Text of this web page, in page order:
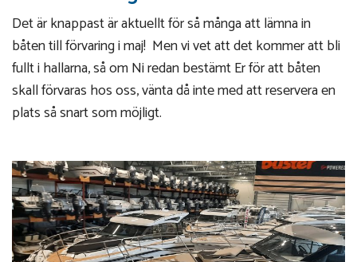
Det är knappast är aktuellt för så många att lämna in
båten till förvaring i maj! Men vi vet att det kommer att bli
fullt i hallarna, så om Ni redan bestämt Er för att båten
skall förvaras hos oss, vänta då inte med att reservera en
plats så snart som möjligt.